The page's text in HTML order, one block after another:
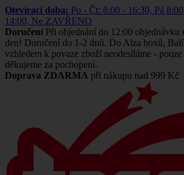
Otevírací doba: Po - Čt: 8:00 - 16:30, Pá
14:00, Ne ZAVŘENO
Doručení Při objednání do 12:00 objednávku
den! Doručení do 1-2 dnů. Do Alza boxů,
vzhledem k povaze zboží neodesíláme -
děkujeme za pochopení.
Doprava ZDARMA při nákupu nad 999 Kč